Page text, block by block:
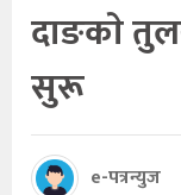
दाङकाे
सुरू
e-पत्रन्युज